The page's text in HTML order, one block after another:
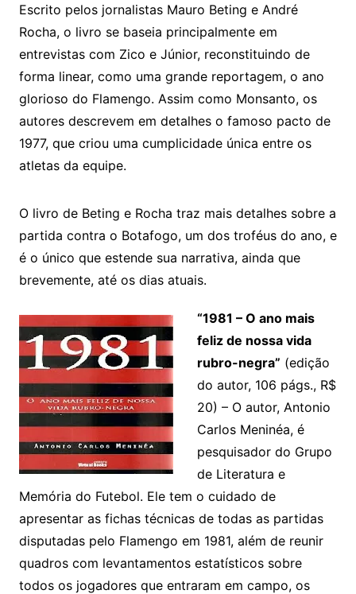
Escrito pelos jornalistas Mauro Beting e André
Rocha, o livro se baseia principalmente em
entrevistas com Zico e Júnior, reconstituindo de
forma linear, como uma grande reportagem, o ano
glorioso do Flamengo. Assim como Monsanto, os
autores descrevem em detalhes o famoso pacto de
1977, que criou uma cumplicidade única entre os
atletas da equipe.
O livro de Beting e Rocha traz mais detalhes sobre a
partida contra o Botafogo, um dos troféus do ano, e
é o único que estende sua narrativa, ainda que
brevemente, até os dias atuais.
“1981 – O ano mais
feliz de nossa vida
rubro-negra” (edição
do autor, 106 págs., R$
20) – O autor, Antonio
Carlos Meninéa, é
pesquisador do Grupo
de Literatura e
Memória do Futebol. Ele tem o cuidado de
apresentar as fichas técnicas de todas as partidas
disputadas pelo Flamengo em 1981, além de reunir
quadros com levantamentos estatísticos sobre
todos os jogadores que entraram em campo, os